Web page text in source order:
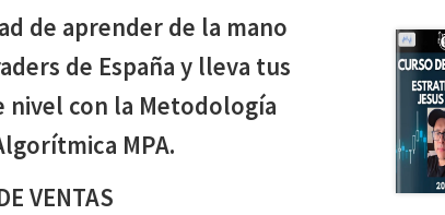
de aprender de la mano
de España y lleva tus
nivel con la Metodología
MPA.
VENTAS